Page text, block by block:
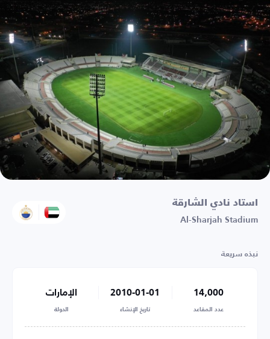
استاد نادي الشارقة
Al-Sharjah Stadium
نبذه سريعة
14,000
عدد المقاعد
2010-01-01
تاريخ الإنشاء
الإمارات
الدولة